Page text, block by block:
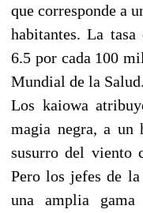
que corresponde a
habitantes. La
6.5 por cada 100
Mundial de la Salud.
Los kaiowa
magia negra, a un
susurro del viento
Pero los jefes de
una amplia